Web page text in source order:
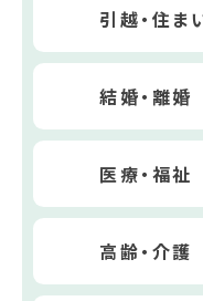
引越・住ま
結婚・離婚
医療・福祉
高齢・介護